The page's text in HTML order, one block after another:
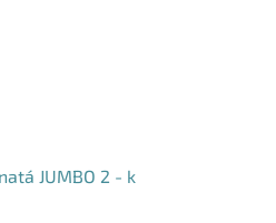
JUMBO 2 - k